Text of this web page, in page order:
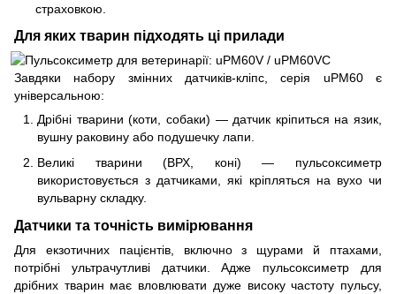
страховкою.
Для яких тварин підходять ці прилади
Завдяки набору змінних датчиків-кліпс, серія uPM60 є
універсальною:
Дрібні тварини (коти, собаки) — датчик кріпиться на язик,
вушну раковину або подушечку лапи.
Великі тварини (ВРХ, коні) — пульсоксиметр
використовується з датчиками, які кріпляться на вухо чи
вульварну складку.
Датчики та точність вимірювання
Для екзотичних пацієнтів, включно з щурами й птахами,
потрібні ультрачутливі датчики. Адже пульсоксиметр для
дрібних тварин має вловлювати дуже високу частоту пульсу,